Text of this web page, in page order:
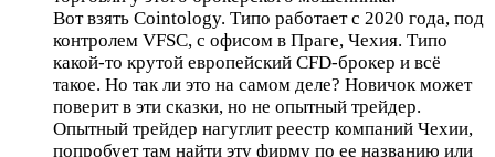
Вот взять Cointology. Типо работает с 2020 года, под
контролем VFSC, с офисом в Праге, Чехия. Типо
какой-то крутой европейский CFD-брокер и всё
такое. Но так ли это на самом деле? Новичок может
поверит в эти сказки, но не опытный трейдер.
Опытный трейдер нагуглит реестр компаний Чехии,
попробует там найти эту фирму по ее названию или